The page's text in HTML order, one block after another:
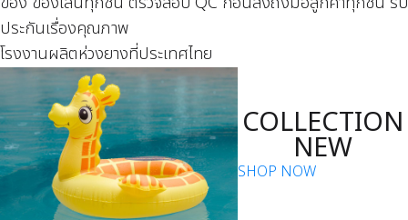
ประกันเรื่องคุณภาพ
โรงงานผลิตห่วงยางที่ประเทศไทย
COLLECTION
NEW
SHOP NOW